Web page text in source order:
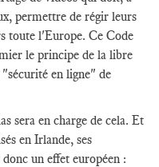
permettre de régir leurs
toute l'Europe. Ce Code
le principe de la libre
en ligne" de
sera en charge de cela. Et
en Irlande, ses
un effet européen :